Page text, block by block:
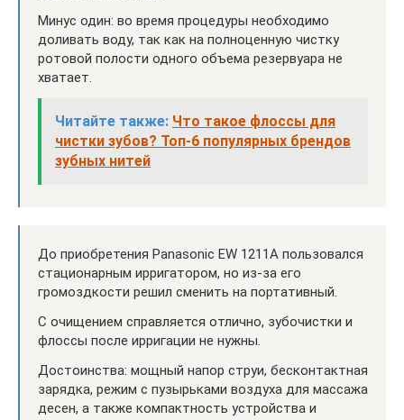
Минус один: во время процедуры необходимо
доливать воду, так как на полноценную чистку
ротовой полости одного объема резервуара не
хватает.
Читайте также: Что такое флоссы для
чистки зубов? Топ-6 популярных брендов
зубных нитей
До приобретения Panasonic EW 1211A пользовался
стационарным ирригатором, но из-за его
громоздкости решил сменить на портативный.
С очищением справляется отлично, зубочистки и
флоссы после ирригации не нужны.
Достоинства: мощный напор струи, бесконтактная
зарядка, режим с пузырьками воздуха для массажа
десен, а также компактность устройства и